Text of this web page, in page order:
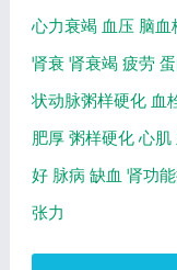
心力衰竭 血压 脑血
肾衰 肾衰竭 疲劳
状动脉粥样硬化 血
肥厚 粥样硬化 心肌
好 脉病 缺血 肾功
张力